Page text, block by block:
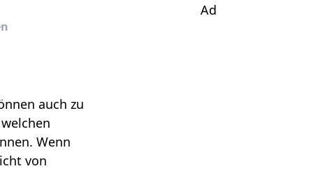
Ad
auch zu
Wenn
von